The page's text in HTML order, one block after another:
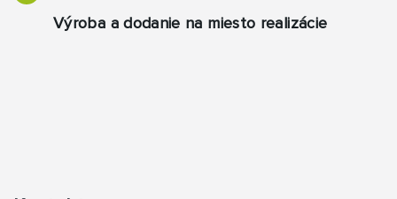
Výroba a dodanie na miesto realizácie